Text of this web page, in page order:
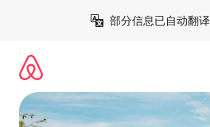
部分信息已自动翻译